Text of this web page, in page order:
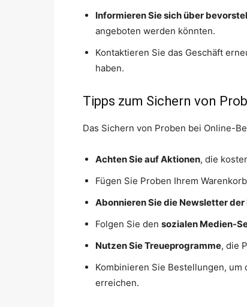
Informieren Sie sich über
angeboten werden könnten.
Kontaktieren Sie das Geschäft
haben.
Tipps zum Sichern von
Das Sichern von Proben bei Online-
Achten Sie auf Aktionen, die
Fügen Sie Proben Ihrem
Abonnieren Sie die Newsletter der
Folgen Sie den sozialen Medien-
Nutzen Sie Treueprogramme, die
Kombinieren Sie Bestellungen,
erreichen.